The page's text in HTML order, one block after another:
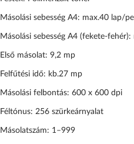
Másolási sebesség A4: max.40 lap/
Másolási sebesség A4 (fekete-
Első másolat: 9,2 mp
Felfűtési idő: kb.27 mp
Másolási felbontás: 600 x 600 dpi
Féltónus: 256 szürkeárnyalat
Másolatszám: 1–999